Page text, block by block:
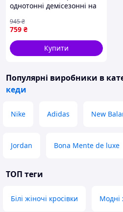
однотонні демісезонні на
759 ₴
945₴
Купити
Популярні виробники в
кеди
Nike Adidas New
Jordan Bona Mente de luxe
ТОП теги
Білі жіночі кросівки Модні